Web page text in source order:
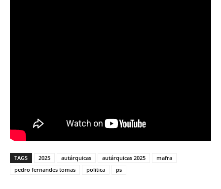
TAGS 2025 autárquicas autárquicas 2025
mafra
pedro fernandes tomas
politica ps